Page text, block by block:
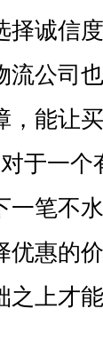
择诚信
流公司
，能让
于一
一笔不
优惠的
上才能